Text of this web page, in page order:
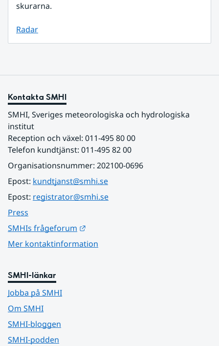
skurarna.
Radar
Kontakta SMHI
SMHI, Sveriges meteorologiska och hydrologiska
institut
Reception och växel: 011-495 80 00
Telefon kundtjänst: 011-495 82 00
Organisationsnummer: 202100-0696
Epost: kundtjanst@smhi.se
Epost: registrator@smhi.se
Press
SMHIs frågeforum
Mer kontaktinformation
SMHI-länkar
Jobba på SMHI
Om SMHI
SMHI-bloggen
SMHI-podden